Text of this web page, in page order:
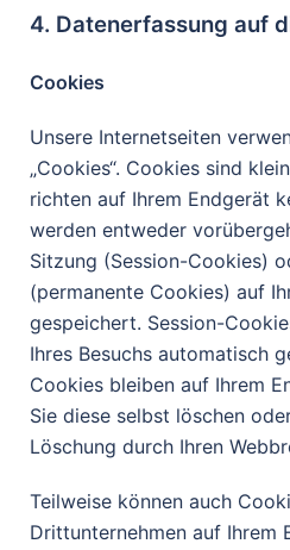
4. Datenerfassung auf
Cookies
Unsere Internetseiten
„Cookies“. Cookies sind
richten auf Ihrem Endgerät
werden entweder
Sitzung (Session-Cookies)
(permanente Cookies) auf
gespeichert. Session-
Ihres Besuchs automatisch
Cookies bleiben auf Ihrem
Sie diese selbst löschen
Löschung durch Ihren
Teilweise können auch
Drittunternehmen auf Ihrem